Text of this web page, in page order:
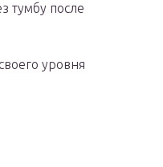
тумбу после
уровня